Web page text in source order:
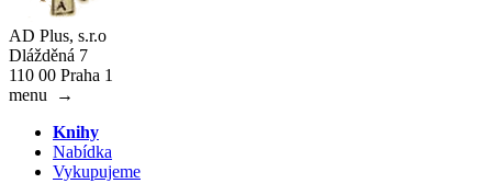
AD Plus, s.r.o
Dlážděná 7
110 00 Praha 1
menu
→
Knihy
Nabídka
Vykupujeme